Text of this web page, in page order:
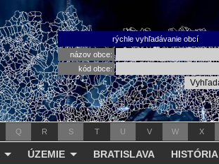
rýchle vyhľadávanie obcí
názov obce:
kód obce:
Q R S T U V W X
ÚZEMIE BRATISLAVA HISTÓRIA